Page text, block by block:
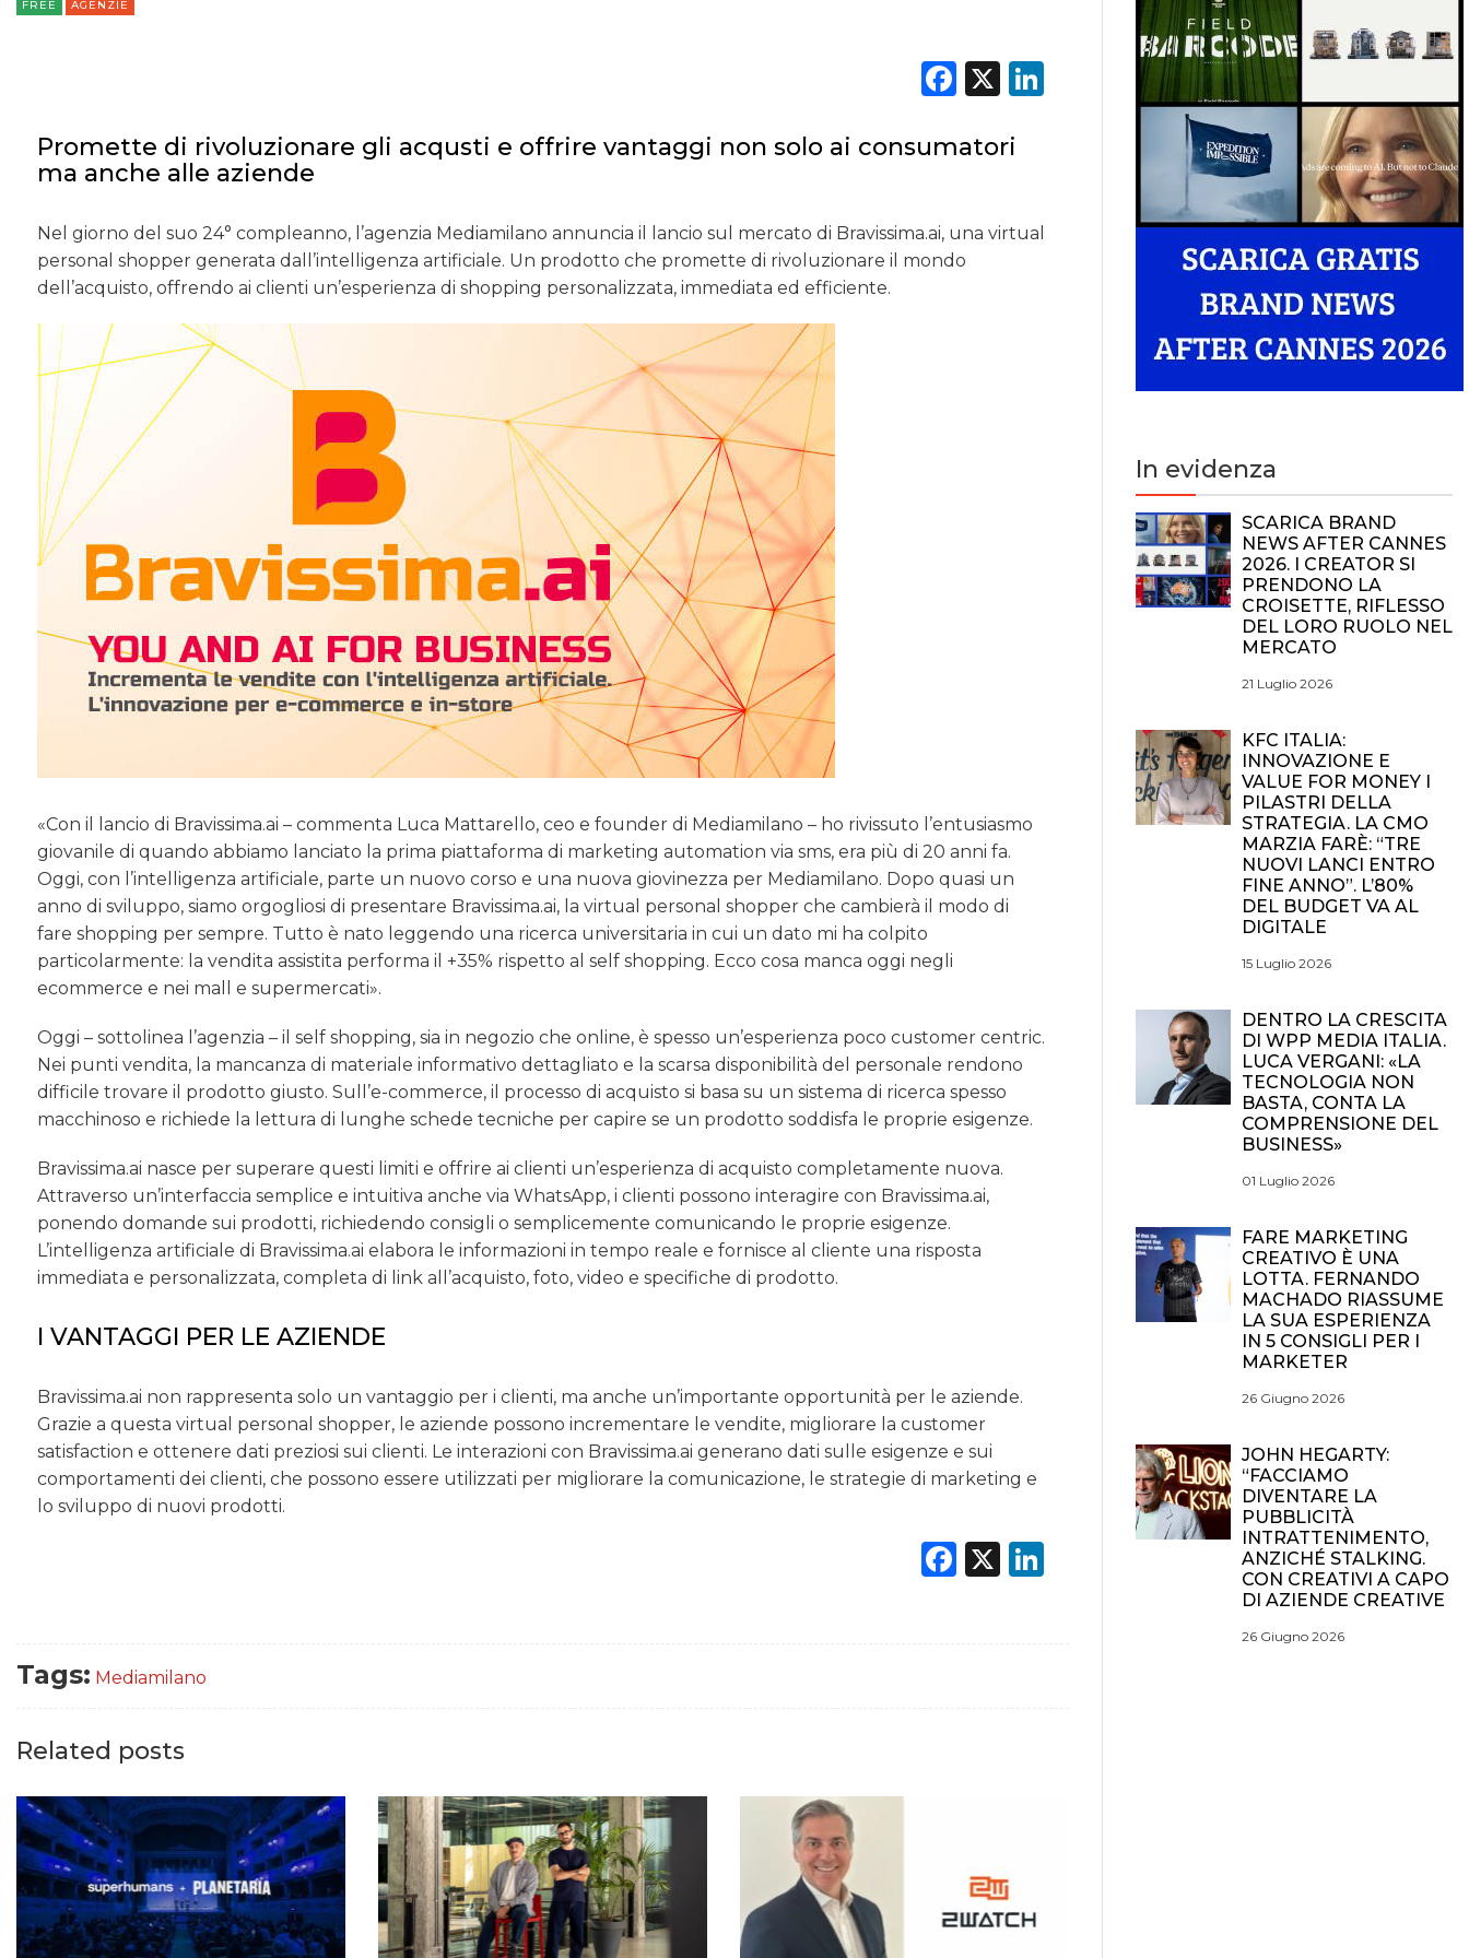
FREE AGENZIE
Facebook
X LinkedIn
Promette di rivoluzionare gli acqusti e offrire vantaggi non solo ai consumatori
ma anche alle aziende
Nel giorno del suo 24° compleanno, l’agenzia Mediamilano annuncia il lancio sul mercato di Bravissima.ai, una virtual
personal shopper generata dall’intelligenza artificiale. Un prodotto che promette di rivoluzionare il mondo
dell’acquisto, offrendo ai clienti un’esperienza di shopping personalizzata, immediata ed efficiente.
«Con il lancio di Bravissima.ai – commenta Luca Mattarello, ceo e founder di Mediamilano – ho rivissuto l’entusiasmo
giovanile di quando abbiamo lanciato la prima piattaforma di marketing automation via sms, era più di 20 anni fa.
Oggi, con l’intelligenza artificiale, parte un nuovo corso e una nuova giovinezza per Mediamilano. Dopo quasi un
anno di sviluppo, siamo orgogliosi di presentare Bravissima.ai, la virtual personal shopper che cambierà il modo di
fare shopping per sempre. Tutto è nato leggendo una ricerca universitaria in cui un dato mi ha colpito
particolarmente: la vendita assistita performa il +35% rispetto al self shopping. Ecco cosa manca oggi negli
ecommerce e nei mall e supermercati».
Oggi – sottolinea l’agenzia – il self shopping, sia in negozio che online, è spesso un’esperienza poco customer centric.
Nei punti vendita, la mancanza di materiale informativo dettagliato e la scarsa disponibilità del personale rendono
difficile trovare il prodotto giusto. Sull’e-commerce, il processo di acquisto si basa su un sistema di ricerca spesso
macchinoso e richiede la lettura di lunghe schede tecniche per capire se un prodotto soddisfa le proprie esigenze.
Bravissima.ai nasce per superare questi limiti e offrire ai clienti un’esperienza di acquisto completamente nuova.
Attraverso un’interfaccia semplice e intuitiva anche via WhatsApp, i clienti possono interagire con Bravissima.ai,
ponendo domande sui prodotti, richiedendo consigli o semplicemente comunicando le proprie esigenze.
L’intelligenza artificiale di Bravissima.ai elabora le informazioni in tempo reale e fornisce al cliente una risposta
immediata e personalizzata, completa di link all’acquisto, foto, video e specifiche di prodotto.
I VANTAGGI PER LE AZIENDE
Bravissima.ai non rappresenta solo un vantaggio per i clienti, ma anche un’importante opportunità per le aziende.
Grazie a questa virtual personal shopper, le aziende possono incrementare le vendite, migliorare la customer
satisfaction e ottenere dati preziosi sui clienti. Le interazioni con Bravissima.ai generano dati sulle esigenze e sui
comportamenti dei clienti, che possono essere utilizzati per migliorare la comunicazione, le strategie di marketing e
lo sviluppo di nuovi prodotti.
Facebook
X LinkedIn
Tags: Mediamilano
Related posts
In evidenza
SCARICA BRAND
NEWS AFTER CANNES
2026. I CREATOR SI
PRENDONO LA
CROISETTE, RIFLESSO
DEL LORO RUOLO NEL
MERCATO
21 Luglio 2026
KFC ITALIA:
INNOVAZIONE E
VALUE FOR MONEY I
PILASTRI DELLA
STRATEGIA. LA CMO
MARZIA FARÈ: “TRE
NUOVI LANCI ENTRO
FINE ANNO”. L’80%
DEL BUDGET VA AL
DIGITALE
15 Luglio 2026
DENTRO LA CRESCITA
DI WPP MEDIA ITALIA.
LUCA VERGANI: «LA
TECNOLOGIA NON
BASTA, CONTA LA
COMPRENSIONE DEL
BUSINESS»
01 Luglio 2026
FARE MARKETING
CREATIVO È UNA
LOTTA. FERNANDO
MACHADO RIASSUME
LA SUA ESPERIENZA
IN 5 CONSIGLI PER I
MARKETER
26 Giugno 2026
JOHN HEGARTY:
“FACCIAMO
DIVENTARE LA
PUBBLICITÀ
INTRATTENIMENTO,
ANZICHÉ STALKING.
CON CREATIVI A CAPO
DI AZIENDE CREATIVE
26 Giugno 2026